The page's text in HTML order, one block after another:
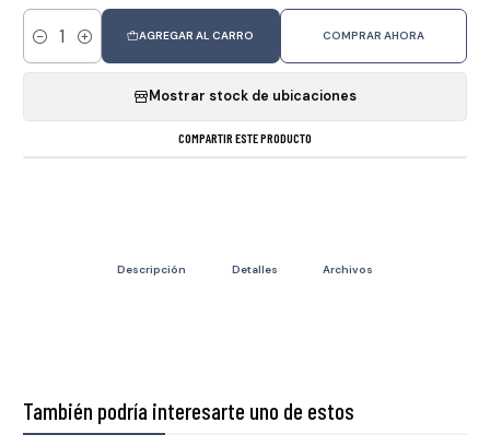
Cantidad
AGREGAR AL CARRO COMPRAR AHORA
Mostrar stock de ubicaciones
COMPARTIR ESTE PRODUCTO
Descripción Detalles Archivos
También podría interesarte uno de estos